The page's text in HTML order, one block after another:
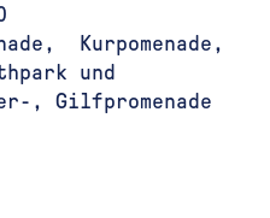
Kurpomenade,
und
, Gilfpromenade